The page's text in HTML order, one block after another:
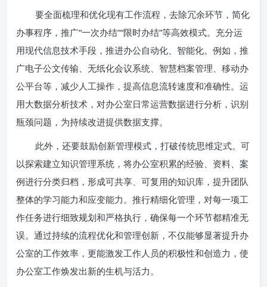
要全面梳理和优化现有工作流程，去除冗余环节，简化
办事程序，推广“一次办结”“限时办结”等高效模式。充分运
用现代信息技术手段，推进办公自动化、智能化。例如，推
广电子公文传输、无纸化会议系统、智慧档案管理、移动办
公平台等，减少人工操作，提高信息流转速度和准确性。运
用大数据分析技术，对办公室日常运营数据进行分析，识别
瓶颈问题，为持续改进提供数据支撑。
此外，还要鼓励创新管理模式，打破传统思维定式。可
以探索建立知识管理系统，将办公室积累的经验、资料、案
例进行分类归档，形成可共享、可复用的知识库，提升团队
整体的学习能力和应变能力。推行精细化管理，对每一项工
作任务进行细致规划和严格执行，确保每一个环节都精准无
误。通过持续的流程优化和管理创新，不仅能够显著提升办
公室的工作效率，更能激发工作人员的积极性和创造力，使
办公室工作焕发出新的生机与活力。